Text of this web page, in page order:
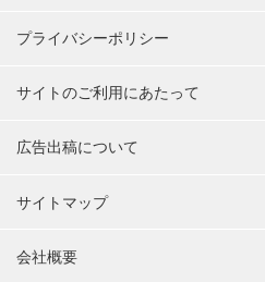
プライバシーポリシー
サイトのご利用にあたって
広告出稿について
サイトマップ
会社概要